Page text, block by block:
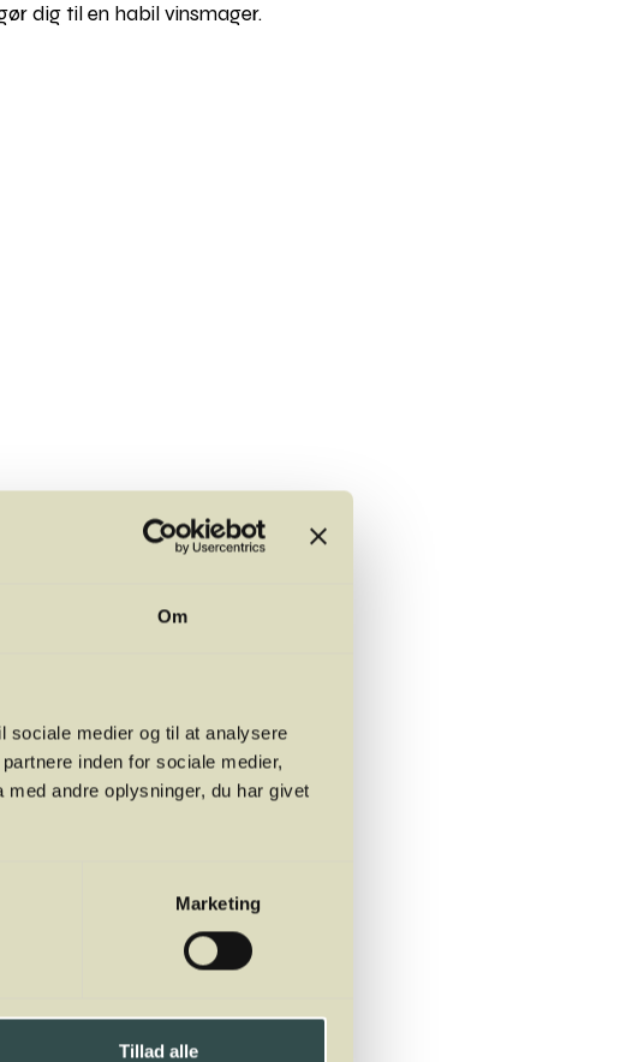
Om
sociale medier og til at analysere
inden for sociale medier,
andre oplysninger, du har givet
Marketing
Tillad alle
dig til en habil vinsmager.
siden af Restaurant SyvNi13)
deltage)
hvis du bliver forhindret i